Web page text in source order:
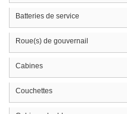
Batteries de service
Roue(s) de gouvernail
Cabines
Couchettes